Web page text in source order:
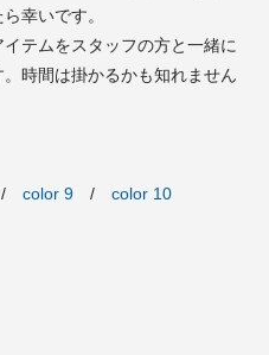
幸いです。
テムをスタッフの方と一緒に
時間は掛かるかも知れません
color 9 / color 10